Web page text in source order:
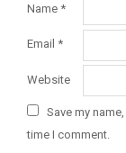
Name *
Email *
Website
Save my
time I comment.